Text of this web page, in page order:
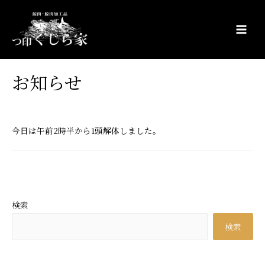
Main
お知らせ
今日は午前2時半から1頭解体しました。
ナ
検索
検索